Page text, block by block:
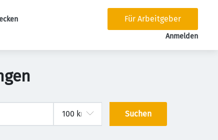
Für Arbeitgeber
Anmelden
Suchen